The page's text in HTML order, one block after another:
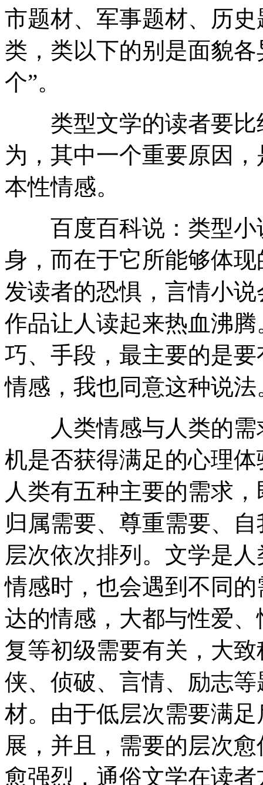
市题材、军事题材、历
类，类以下的别是面貌
个”。
类型文学的读者要比
为，其中一个重要原因
本性情感。
百度百科说：类型小
身，而在于它所能够体
发读者的恐惧，言情小
作品让人读起来热血沸
巧、手段，最主要的是
情感，我也同意这种说法
人类情感与人类的需
机是否获得满足的心理
人类有五种主要的需求
归属需要、尊重需要、
层次依次排列。文学是
情感时，也会遇到不同
达的情感，大都与性爱
复等初级需要有关，大
侠、侦破、言情、励志
材。由于低层次需要满
展，并且，需要的层次
愈强烈，通俗文学在读